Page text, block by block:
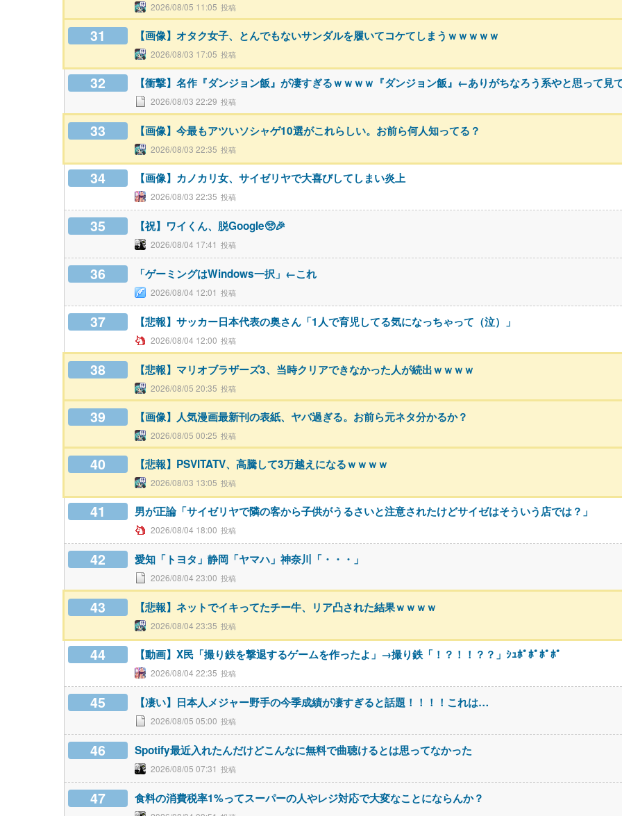
2026/08/05 11:05
31 【画像】オタク女子、とんでもないサンダルを履いてコケてしまうｗｗｗｗｗ
2026/08/03 17:05
32 【衝撃】名作『ダンジョン飯』が凄すぎるｗｗｗｗ『ダンジョン飯』←ありがちなろう系やと思って
2026/08/03 22:29
33 【画像】今最もアツいソシャゲ10選がこれらしい。お前ら何人知ってる？
2026/08/03 22:35
34 【画像】カノカリ女、サイゼリヤで大喜びしてしまい炎上
2026/08/03 22:35
35 【祝】ワイくん、脱Google🥺🎉
2026/08/04 17:41
36 「ゲーミングはWindows一択」←これ
2026/08/04 12:01
37 【悲報】サッカー日本代表の奥さん「1人で育児してる気になっちゃって（泣）」
2026/08/04 12:00
38 【悲報】マリオブラザーズ3、当時クリアできなかった人が続出ｗｗｗｗ
2026/08/05 20:35
39 【画像】人気漫画最新刊の表紙、ヤバ過ぎる。お前ら元ネタ分かるか？
2026/08/05 00:25
40 【悲報】PSVITATV、高騰して3万越えになるｗｗｗｗ
2026/08/03 13:05
41 男が正論「サイゼリヤで隣の客から子供がうるさいと注意されたけどサイゼはそういう店では？」
2026/08/04 18:00
42 愛知「トヨタ」静岡「ヤマハ」神奈川「・・・」
2026/08/04 23:00
43 【悲報】ネットでイキってたチー牛、リア凸された結果ｗｗｗｗ
2026/08/04 23:35
44 【動画】X民「撮り鉄を撃退するゲームを作ったよ」→撮り鉄「！？！！？？」ｼｭﾎﾟﾎﾟﾎﾟﾎﾟ
2026/08/04 22:35
45 【凄い】日本人メジャー野手の今季成績が凄すぎると話題！！！！これは…
2026/08/05 05:00
46 Spotify最近入れたんだけどこんなに無料で曲聴けるとは思ってなかった
2026/08/05 07:31
47 食料の消費税率1%ってスーパーの人やレジ対応で大変なことにならんか？